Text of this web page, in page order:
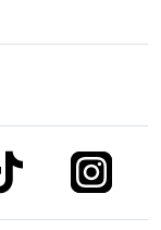
link to tiktok